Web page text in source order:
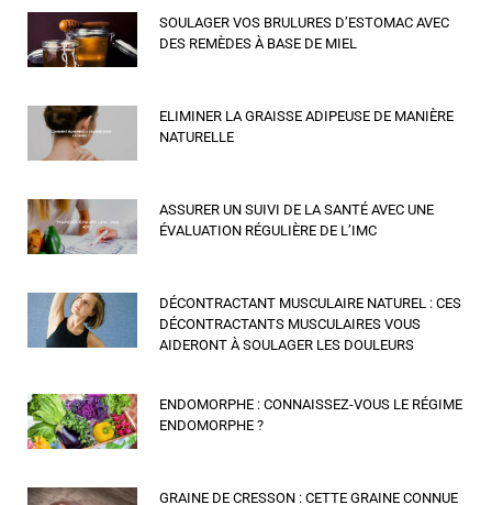
SOULAGER VOS BRULURES D’ESTOMAC AVEC
DES REMÈDES À BASE DE MIEL
ELIMINER LA GRAISSE ADIPEUSE DE MANIÈRE
NATURELLE
ASSURER UN SUIVI DE LA SANTÉ AVEC UNE
ÉVALUATION RÉGULIÈRE DE L’IMC
DÉCONTRACTANT MUSCULAIRE NATUREL : CES
DÉCONTRACTANTS MUSCULAIRES VOUS
AIDERONT À SOULAGER LES DOULEURS
ENDOMORPHE : CONNAISSEZ-VOUS LE RÉGIME
ENDOMORPHE ?
GRAINE DE CRESSON : CETTE GRAINE CONNUE